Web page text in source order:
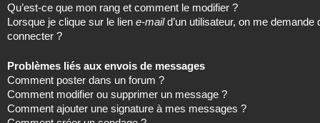
Qu’est-ce que mon rang et comment le modifier ?
Lorsque je clique sur le lien e-maild’un utilisateur, on me demande
connecter ?
Problèmes liés aux envois de messages
Comment poster dans un forum ?
Comment modifier ou supprimer un message ?
Comment ajouter une signature à mes messages ?